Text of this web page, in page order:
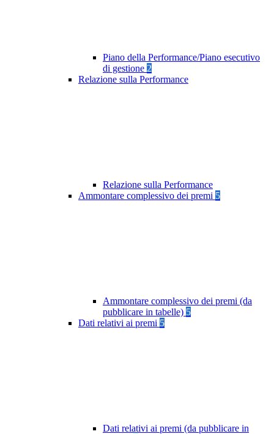
Piano della Performance/Piano esecutivo
di gestione 2
Relazione sulla Performance
Relazione sulla Performance
Ammontare complessivo dei premi 5
Ammontare complessivo dei premi (da
pubblicare in tabelle) 5
Dati relativi ai premi 5
Dati relativi ai premi (da pubblicare in